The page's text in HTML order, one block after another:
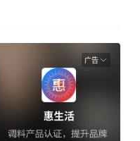
广告